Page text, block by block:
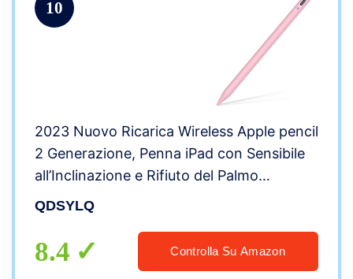
10
2023 Nuovo Ricarica Wireless Apple pencil
2 Generazione, Penna iPad con Sensibile
all’Inclinazione e Rifiuto del Palmo
Professionale Pencil per iPad, iPad Air,
QDSYLQ
8.4 Controlla Su Amazon